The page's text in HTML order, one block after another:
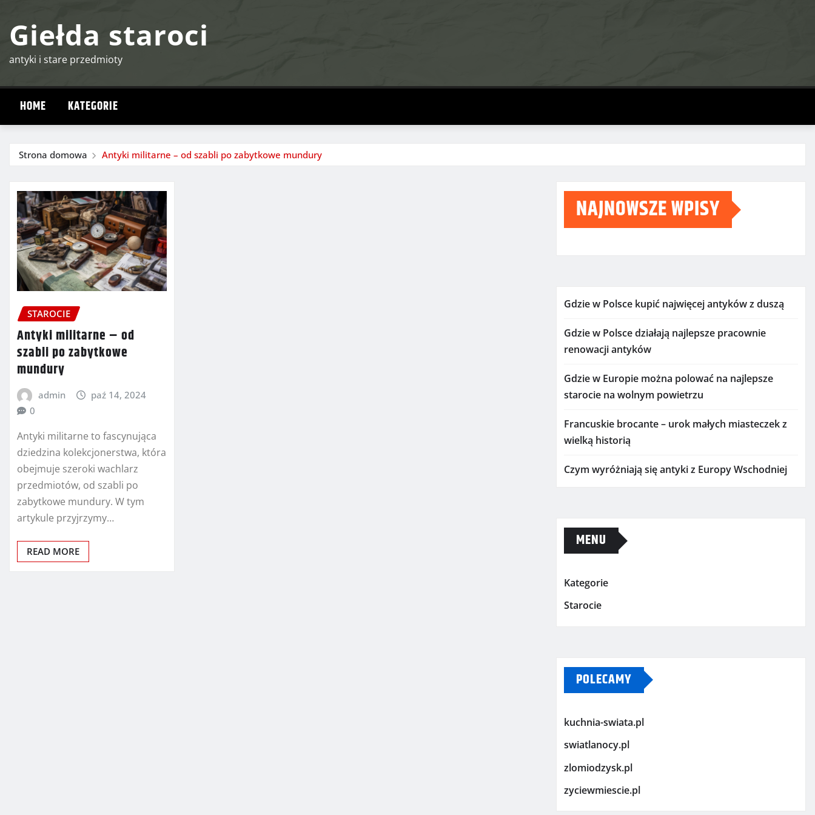
treściGiełda staroci
antyki i stare przedmioty
HOME KATEGORIE
Strona domowa Antyki militarne – od szabli po zabytkowe mundury
STAROCIE
Antyki militarne – od
szabli po zabytkowe
mundury
admin
paź 14, 2024
0
Antyki militarne to fascynująca
dziedzina kolekcjonerstwa, która
obejmuje szeroki wachlarz
przedmiotów, od szabli po
zabytkowe mundury. W tym
artykule przyjrzymy…
READ MORE
NAJNOWSZE WPISY
Gdzie w Polsce kupić najwięcej antyków z duszą
Gdzie w Polsce działają najlepsze pracownie
renowacji antyków
Gdzie w Europie można polować na najlepsze
starocie na wolnym powietrzu
Francuskie brocante – urok małych miasteczek z
wielką historią
Czym wyróżniają się antyki z Europy Wschodniej
MENU
Kategorie
Starocie
POLECAMY
kuchnia-swiata.pl
swiatlanocy.pl
zlomiodzysk.pl
zyciewmiescie.pl